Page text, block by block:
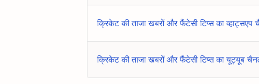
क्रिकेट की ताजा खबरों और फैंटेसी टिप्स का व्हाट्सएप
क्रिकेट की ताजा खबरों और फैंटेसी टिप्स का यूट्यूब